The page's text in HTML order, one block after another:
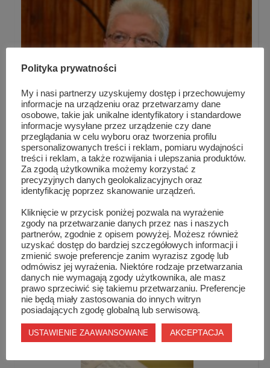
Noworoczne spotkanie grupy literackiej „Wikl...
Polityka prywatności
My i nasi partnerzy uzyskujemy dostęp i przechowujemy
informacje na urządzeniu oraz przetwarzamy dane
osobowe, takie jak unikalne identyfikatory i standardowe
informacje wysyłane przez urządzenie czy dane
przeglądania w celu wyboru oraz tworzenia profilu
spersonalizowanych treści i reklam, pomiaru wydajności
treści i reklam, a także rozwijania i ulepszania produktów.
Za zgodą użytkownika możemy korzystać z
precyzyjnych danych geolokalizacyjnych oraz
identyfikację poprzez skanowanie urządzeń.
Kliknięcie w przycisk poniżej pozwala na wyrażenie
zgody na przetwarzanie danych przez nas i naszych
partnerów, zgodnie z opisem powyżej. Możesz również
uzyskać dostęp do bardziej szczegółowych informacji i
zmienić swoje preferencje zanim wyrazisz zgodę lub
odmówisz jej wyrażenia. Niektóre rodzaje przetwarzania
danych nie wymagają zgody użytkownika, ale masz
prawo sprzeciwić się takiemu przetwarzaniu. Preferencje
nie będą miały zastosowania do innych witryn
posiadających zgodę globalną lub serwisową.
USTAWIENIE ZAAWANSOWANE AKCEPTACJA